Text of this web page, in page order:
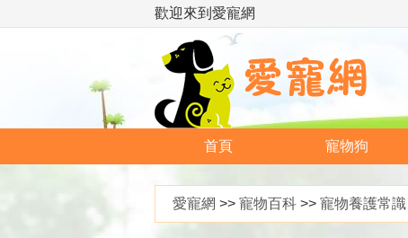
歡迎來到愛寵網
首頁 寵物狗
愛寵網 >> 寵物百科 >> 寵物養護常識